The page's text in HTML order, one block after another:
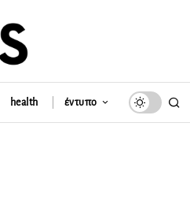
health έντυπο